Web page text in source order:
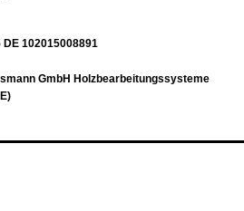
DE 102015008891
GmbH Holzbearbeitungssysteme